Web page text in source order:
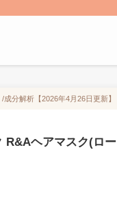
分解析【2026年4月26日更新】
R&Aヘアマスク(ロー